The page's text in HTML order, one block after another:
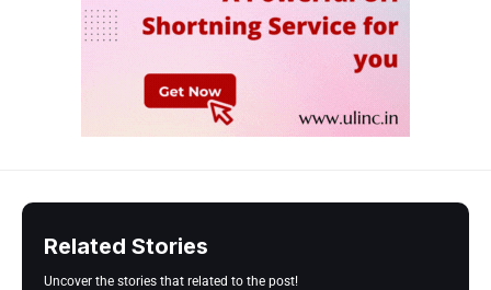
Related Stories
Uncover the stories that related to the post!